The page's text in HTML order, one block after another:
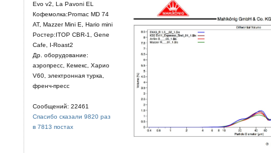
Evo v2, La Pavoni EL
Кофемолка:Promac MD 74
AT, Mazzer Mini E, Hario mini
Ростер:ITOP CBR-1, Gene
Cafe, I-Roast2
Др. оборудование:
аэропресс, Кемекс, Харио
V60, электронная турка,
френч-пресс
Сообщений: 22461
Спасибо сказали 9820 раз
в 7813 постах